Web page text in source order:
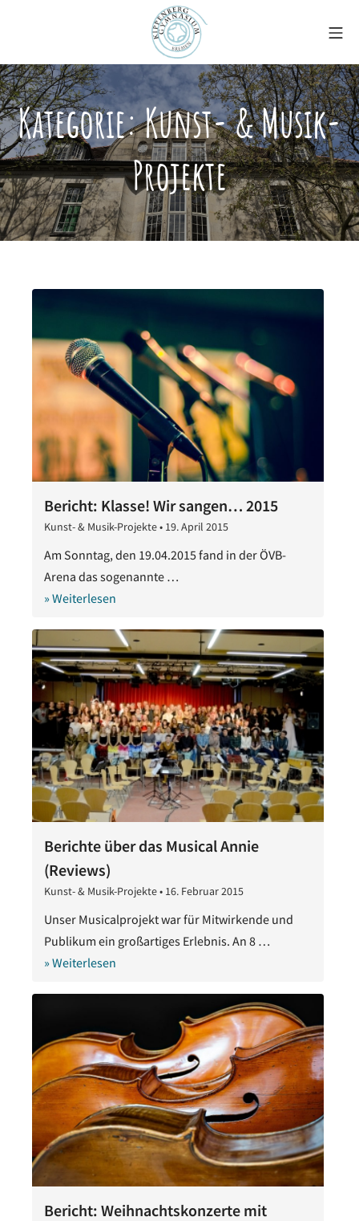
Kippenberg-
Kategorie:Kunst- & Musik-
Projekte
Bericht: Klasse! Wir sangen… 2015
Kunst- & Musik-Projekte• 19. April 2015
2020
Am Sonntag, den 19.04.2015 fand in der ÖVB-
Arena das sogenannte …
» Weiterlesen
Berichte über das Musical Annie
(Reviews)
Kunst- & Musik-Projekte• 16. Februar 2015
2020
Unser Musicalprojekt war für Mitwirkende und
Publikum ein großartiges Erlebnis. An 8 …
» Weiterlesen
Bericht: Weihnachtskonzerte mit